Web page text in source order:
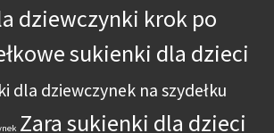
dziewczynki krok po
sukienki dla dzieci
dla dziewczynek na szydełku
Zara sukienki dla dzieci